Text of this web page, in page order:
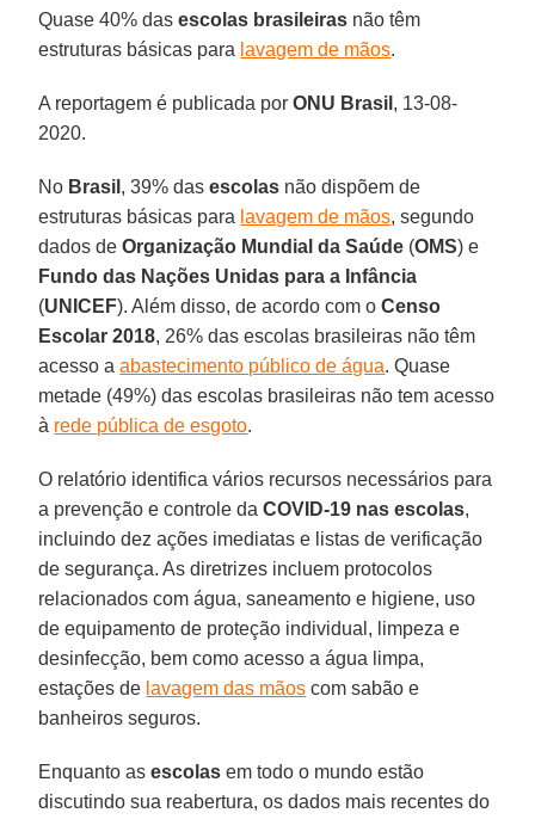
Quase 40% dasescolas brasileiras não têm
estruturas básicas para lavagem de mãos.
A reportagem é publicada porONU Brasil , 13-08-
2020.
No Brasil , 39% dasescolas não dispõem de
estruturas básicas para lavagem de mãos, segundo
dados deOrganização Mundial da Saúde (OMS) e
Fundo das Nações Unidas para a Infância
(UNICEF). Além disso, de acordo com oCenso
Escolar 2018, 26% das escolas brasileiras não têm
acesso aabastecimento público de água. Quase
metade (49%) das escolas brasileiras não tem acesso
à rede pública de esgoto.
O relatório identifica vários recursos necessários para
a prevenção e controle da COVID-19 nas escolas,
incluindo dez ações imediatas e listas de verificação
de segurança. As diretrizes incluem protocolos
relacionados com água, saneamento e higiene, uso
de equipamento de proteção individual, limpeza e
desinfecção, bem como acesso a água limpa,
estações de lavagem das mãos com sabão e
banheiros seguros.
Enquanto asescolas em todo o mundo estão
discutindo sua reabertura, os dados mais recentes do